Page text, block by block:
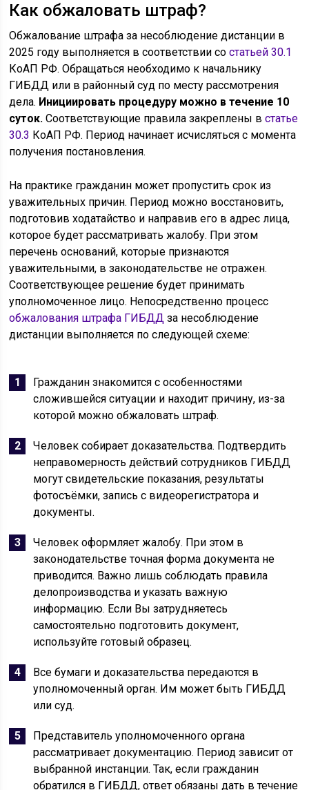
Как обжаловать штраф?
Обжалование штрафа за несоблюдение дистанции в
2025 году выполняется в соответствии состатьей 30.1
КоАП РФ. Обращаться необходимо к начальнику
ГИБДД или в районный суд по месту рассмотрения
дела. Инициировать процедуру можно в течение 10
суток. Соответствующие правила закреплены встатье
30.3 КоАП РФ. Период начинает исчисляться с момента
получения постановления.
На практике гражданин может пропустить срок из
уважительных причин. Период можно восстановить,
подготовив ходатайство и направив его в адрес лица,
которое будет рассматривать жалобу. При этом
перечень оснований, которые признаются
уважительными, в законодательстве не отражен.
Соответствующее решение будет принимать
уполномоченное лицо. Непосредственно процесс
обжалования штрафа ГИБДД за несоблюдение
дистанции выполняется по следующей схеме:
Гражданин знакомится с особенностями
сложившейся ситуации и находит причину, из-за
которой можно обжаловать штраф.
Человек собирает доказательства. Подтвердить
неправомерность действий сотрудников ГИБДД
могут свидетельские показания, результаты
фотосъёмки, запись с видеорегистратора и
документы.
Человек оформляет жалобу. При этом в
законодательстве точная форма документа не
приводится. Важно лишь соблюдать правила
делопроизводства и указать важную
информацию. Если Вы затрудняетесь
самостоятельно подготовить документ,
используйте готовый образец.
Все бумаги и доказательства передаются в
уполномоченный орган. Им может быть ГИБДД
или суд.
Представитель уполномоченного органа
рассматривает документацию. Период зависит от
выбранной инстанции. Так, если гражданин
обратился в ГИБДД, ответ обязаны дать в течение